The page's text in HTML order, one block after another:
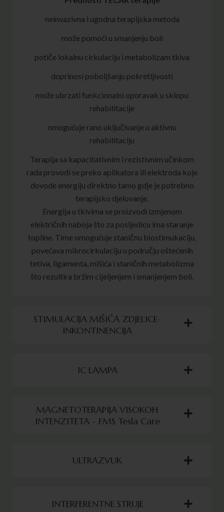
neinvazivna i ugodna terapijska metoda
može pomoći u smanjenju boli
potiče lokalnu cirkulaciju i metabolizam tkiva
doprinosi poboljšanju pokretljivosti
može ubrzati funkcionalni oporavak u sklopu
rehabilitacije
omogućuje rano uključivanje u aktivnu
rehabilitaciju
Terapija sa kapacitativnim i rezistivnim učinkom
rada provodi se preko aplikatora ili elektroda koje
dovode energiju direktno tamo gdje je potrebno
terapijsko djelovanje.
Energija u tkivima se proizvodi izmjenom
električnih naboja što za posljedicu ima staranje
topline. Time omogućuje staničnu biostimukaciju,
povećava mikrocirkulaciju u području oštećenih
tetiva, ligamenta, mišića i staničnih metabolizma
što rezultira bržim cijeljenjem i smanjenjem boli.
STIMULACIJA MIŠIĆA ZDJELICE-
INKONTINENCIJA
IC LAMPA
MAGNETOTERAPIJA VISOKOH
INTENZITETA - FMS Tesla Care
ULTRAZVUK
INTERFERENTNE STRUJE